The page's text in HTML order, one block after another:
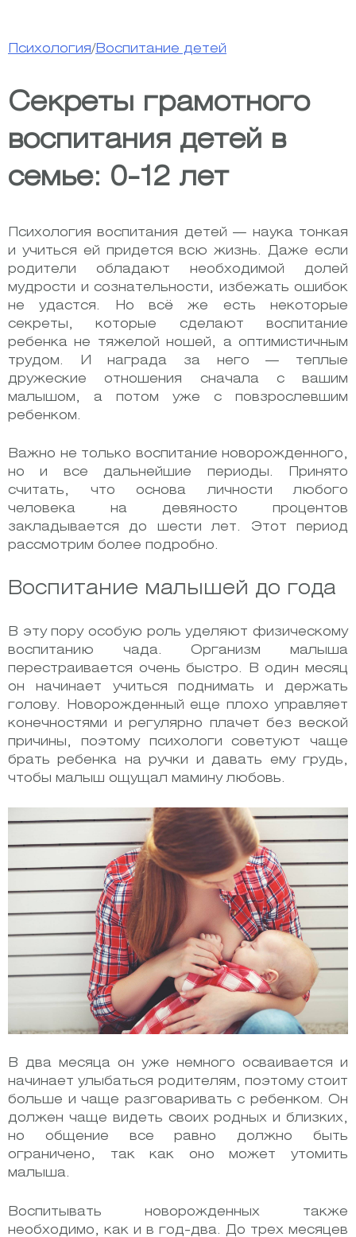
Психология/ Воспитание детей
Секреты грамотного
воспитания детей в
семье: 0-12 лет
Психология воспитания детей — наука тонкая
и учиться ей придется всю жизнь. Даже если
родители обладают необходимой долей
мудрости и сознательности, избежать ошибок
не удастся. Но всё же есть некоторые
секреты, которые сделают воспитание
ребенка не тяжелой ношей, а оптимистичным
трудом. И награда за него — теплые
дружеские отношения сначала с вашим
малышом, а потом уже с повзрослевшим
ребенком.
Важно не только воспитание новорожденного,
но и все дальнейшие периоды. Принято
считать, что основа личности любого
человека на девяносто процентов
закладывается до шести лет. Этот период
рассмотрим более подробно.
Воспитание малышей до года
В эту поруособую рольуделяют физическому
воспитанию чада. Организм малыша
перестраивается очень быстро. В один месяц
он начинает учиться поднимать и держать
голову. Новорожденный еще плохо управляет
конечностями и регулярно плачет без веской
причины, поэтому психологи советуют чаще
брать ребенка на ручки и давать ему грудь,
чтобы малыш ощущал мамину любовь.
В два месяца он уже немного осваивается и
начинает улыбаться родителям, поэтому стоит
больше и чаще разговаривать с ребенком. Он
должен чаще видеть своих родных и близких,
но общение все равно должно быть
ограничено, так как оно может утомить
малыша.
Воспитывать новорожденных также
необходимо, как и в год-два. До трех месяцев